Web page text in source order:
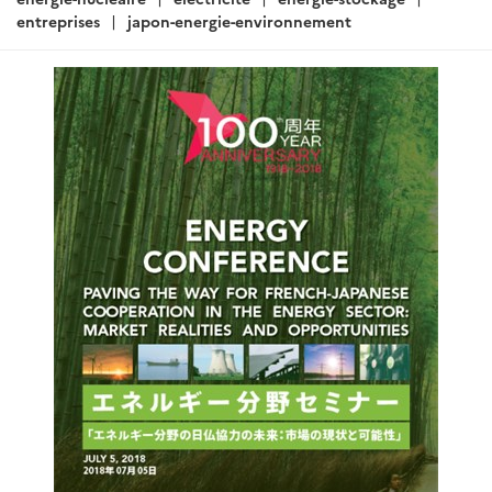
ARTICLE
Actualités Japon - Énergie,
Environnement, Transport,
Construction - Décembre 2018 (II)
Rédigé par : SER de Tokyo - Pôle Développement Durable